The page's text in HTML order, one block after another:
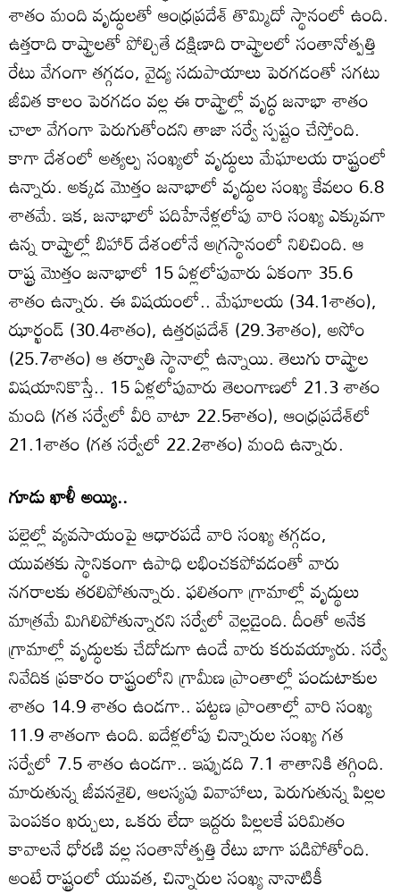
శాతం మంది వృద్ధులతో ఆంధ్రప్రదేశ్‌ తొమ్మిదో స్థానంలో ఉంది.
ఉత్తరాది రాష్ట్రాలతో పోల్చితే దక్షిణాది రాష్ట్రాలలో సంతానోత్పత్తి
రేటు వేగంగా తగ్గడం, వైద్య సదుపాయాలు పెరగడంతో సగటు
జీవిత కాలం పెరగడం వల్ల ఈ రాష్ట్రాల్లో వృద్ధ జనాభా శాతం
చాలా వేగంగా పెరుగుతోందని తాజా సర్వే స్పష్టం చేస్తోంది.
కాగా దేశంలో అత్యల్ప సంఖ్యలో వృద్ధులు మేఘాలయ రాష్ట్రంలో
ఉన్నారు. అక్కడ మొత్తం జనాభాలో వృద్ధుల సంఖ్య కేవలం 6.8
శాతమే. ఇక, జనాభాలో పదిహేనేళ్లలోపు వారి సంఖ్య ఎక్కువగా
ఉన్న రాష్ట్రాల్లో బిహార్‌ దేశంలోనే అగ్రస్థానంలో నిలిచింది. ఆ
రాష్ట్ర మొత్తం జనాభాలో 15 ఏళ్లలోపువారు ఏకంగా 35.6
శాతం ఉన్నారు. ఈ విషయంలో.. మేఘాలయ (34.1శాతం),
ఝార్ఖండ్‌ (30.4శాతం), ఉత్తరప్రదేశ్‌ (29.3శాతం), అసోం
(25.7శాతం) ఆ తర్వాతి స్థానాల్లో ఉన్నాయి. తెలుగు రాష్ట్రాల
విషయానికొస్తే.. 15 ఏళ్లలోపువారు తెలంగాణలో 21.3 శాతం
మంది (గత సర్వేలో వీరి వాటా 22.5శాతం), ఆంధ్రప్రదేశ్‌లో
21.1శాతం (గత సర్వేలో 22.2శాతం) మంది ఉన్నారు.
గూడు ఖాళీ అయ్యి..
పల్లెల్లో వ్యవసాయంపై ఆధారపడే వారి సంఖ్య తగ్గడం,
యువతకు స్థానికంగా ఉపాధి లభించకపోవడంతో వారు
నగరాలకు తరలిపోతున్నారు. ఫలితంగా గ్రామాల్లో వృద్థులు
మాత్రమే మిగిలిపోతున్నారని సర్వేలో వెల్లడైంది. దీంతో అనేక
గ్రామాల్లో వృద్ధులకు చేదోడుగా ఉండే వారు కరువయ్యారు. సర్వే
నివేదిక ప్రకారం రాష్ట్రంలోని గ్రామీణ ప్రాంతాల్లో పండుటాకుల
శాతం 14.9 శాతం ఉండగా.. పట్టణ ప్రాంతాల్లో వారి సంఖ్య
11.9 శాతంగా ఉంది. ఐదేళ్లలోపు చిన్నారుల సంఖ్య గత
సర్వేలో 7.5 శాతం ఉండగా.. ఇప్పుడది 7.1 శాతానికి తగ్గింది.
మారుతున్న జీవనశైలి, ఆలస్యపు వివాహాలు, పెరుగుతున్న పిల్లల
పెంపకం ఖర్చులు, ఒకరు లేదా ఇద్దరు పిల్లలకే పరిమితం
కావాలనే ధోరణి వల్ల సంతానోత్పత్తి రేటు బాగా పడిపోతోంది.
అంటే రాష్ట్రంలో యువత, చిన్నారుల సంఖ్య నానాటికీ